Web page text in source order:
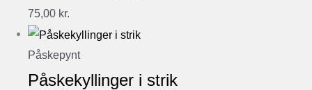
75,00 kr.
Påskepynt
Påskekyllinger i strik